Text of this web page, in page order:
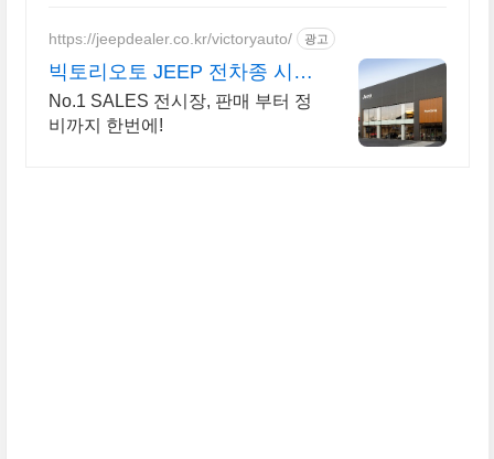
https://jeepdealer.co.kr/victoryauto/ 광고
빅토리오토 JEEP 전차종 시승
가능,친절한 상담
No.1 SALES 전시장, 판매 부터 정
비까지 한번에!